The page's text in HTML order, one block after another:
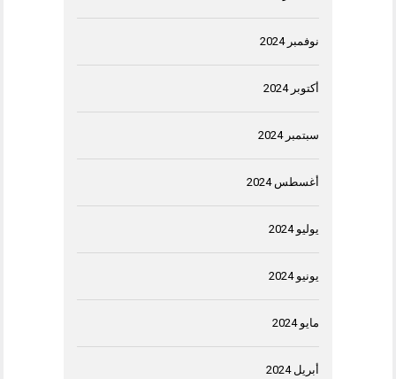
نوفمبر 2024
أكتوبر 2024
سبتمبر 2024
أغسطس 2024
يوليو 2024
يونيو 2024
مايو 2024
أبريل 2024